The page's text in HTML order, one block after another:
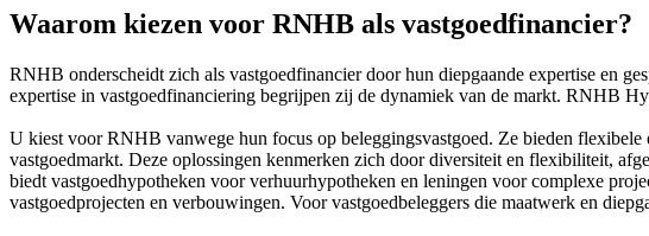
Waarom kiezen voor RNHB als vastgoedfinancier?
RNHB onderscheidt zich als vastgoedfinancier door hun diepgaande expertise en
expertise in vastgoedfinanciering begrijpen zij de dynamiek van de markt. RNHB
U kiest voor RNHB vanwege hun focus op beleggingsvastgoed. Ze bieden
vastgoedmarkt. Deze oplossingen kenmerken zich door diversiteit en flexibiliteit,
biedt vastgoedhypotheken voor verhuurhypotheken en leningen voor complexe
vastgoedprojecten en verbouwingen. Voor vastgoedbeleggers die maatwerk en